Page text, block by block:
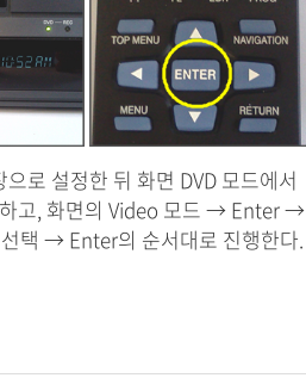
로 설정한 뒤 화면 DVD 모드에서
하고, 화면의 Video 모드 → Enter →
택 → Enter의 순서대로 진행한다.